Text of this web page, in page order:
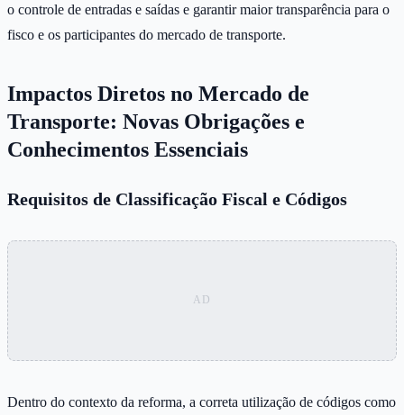
o controle de entradas e saídas e garantir maior transparência para o
fisco e os participantes do mercado de transporte.
Impactos Diretos no Mercado de
Transporte: Novas Obrigações e
Conhecimentos Essenciais
Requisitos de Classificação Fiscal e Códigos
Dentro do contexto da reforma, a correta utilização de códigos como